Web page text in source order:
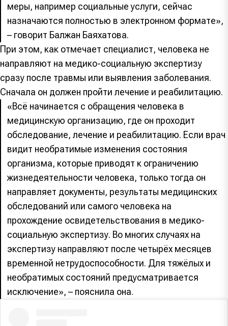
меры, например социальные услуги, сейчас
назначаются полностью в электронном формате»,
– говорит Балжан Баяхатова.
При этом, как отмечает специалист, человека не
направляют на медико-социальную экспертизу
сразу после травмы или выявления заболевания.
Сначала он должен пройти лечение и реабилитацию.
«Всё начинается с обращения человека в
медицинскую организацию, где он проходит
обследование, лечение и реабилитацию. Если врач
видит необратимые изменения состояния
организма, которые приводят к ограничению
жизнедеятельности человека, только тогда он
направляет документы, результаты медицинских
обследований или самого человека на
прохождение освидетельствования в медико-
социальную экспертизу. Во многих случаях на
экспертизу направляют после четырёх месяцев
временной нетрудоспособности. Для тяжёлых и
необратимых состояний предусматривается
исключение», – пояснила она.